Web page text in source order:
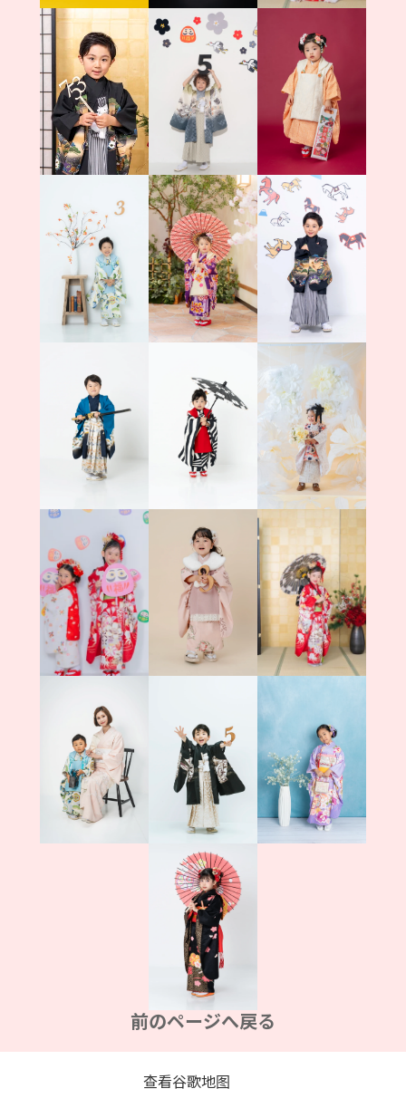
前のページへ戻る
查看谷歌地图